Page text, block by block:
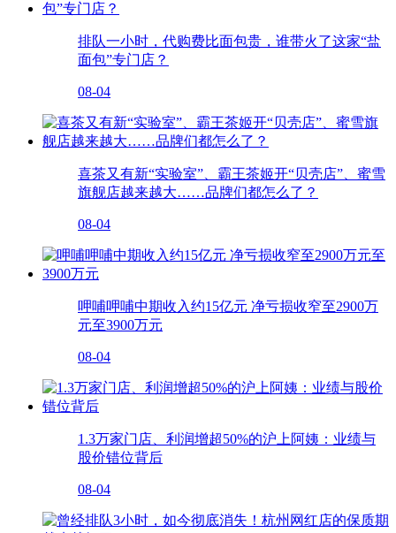
排队一小时，代购费比面包贵，谁带火了这家“盐
面包”专门店？
08-04
喜茶又有新“实验室”、霸王茶姬开“贝壳店”、蜜雪
旗舰店越来越大……品牌们都怎么了？
08-04
呷哺呷哺中期收入约15亿元 净亏损收窄至2900万
元至3900万元
08-04
1.3万家门店、利润增超50%的沪上阿姨：业绩与
股价错位背后
08-04